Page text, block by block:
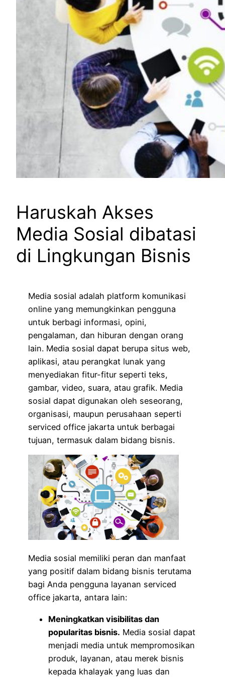
Haruskah Akses
Media Sosial dibatasi
di Lingkungan Bisnis
Media sosial adalah platform komunikasi
online yang memungkinkan pengguna
untuk berbagi informasi, opini,
pengalaman, dan hiburan dengan orang
lain. Media sosial dapat berupa situs web,
aplikasi, atau perangkat lunak yang
menyediakan fitur-fitur seperti teks,
gambar, video, suara, atau grafik. Media
sosial dapat digunakan oleh seseorang,
organisasi, maupun perusahaan seperti
serviced office jakarta untuk berbagai
tujuan, termasuk dalam bidang bisnis.
Media sosial memiliki peran dan manfaat
yang positif dalam bidang bisnis terutama
bagi Anda pengguna layanan serviced
office jakarta, antara lain:
Meningkatkan visibilitas dan
popularitas bisnis. Media sosial dapat
menjadi media untuk mempromosikan
produk, layanan, atau merek bisnis
kepada khalayak yang luas dan